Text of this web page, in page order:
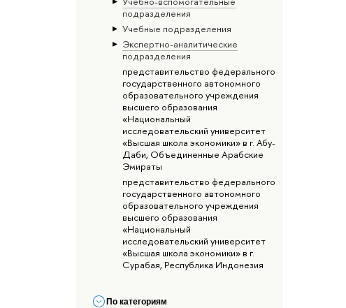
подразделения
Учебные подразделения
Экспертно-аналитические
подразделения
представительство федерального
государственного автономного
образовательного учреждения
высшего образования
«Национальный
исследовательский университет
«Высшая школа экономики» в г. Абу-
Даби, Объединенные Арабские
Эмираты
представительство федерального
государственного автономного
образовательного учреждения
высшего образования
«Национальный
исследовательский университет
«Высшая школа экономики» в г.
Сурабая, Республика Индонезия
По категориям